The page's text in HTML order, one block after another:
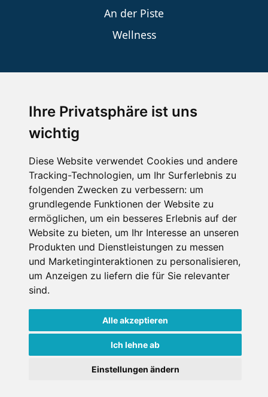
Ihre Privatsphäre ist uns
wichtig
Diese Website verwendet Cookies und andere
Tracking-Technologien, um Ihr Surferlebnis zu
folgenden Zwecken zu verbessern: um
grundlegende Funktionen der Website zu
ermöglichen, um ein besseres Erlebnis auf der
Website zu bieten, um Ihr Interesse an unseren
Produkten und Dienstleistungen zu messen
und Marketinginteraktionen zu personalisieren,
um Anzeigen zu liefern die für Sie relevanter
sind.
Alle akzeptieren
Ich lehne ab
Einstellungen ändern
An der Piste
Wellness
Die Schneehoehen Ski APP für iOS und Android - Ein
Muss für alle Wintersportler und Schneefreaks!
Impressum
Datenschutz
Nutzungsbedingungen
Kontakt
Partner
Portale
2026 Schneemenschen GmbH
Goldener Herbst in den Alpen- Angebote vergleichen
& die Natur genießen!Jetzt Angebote entdecken!